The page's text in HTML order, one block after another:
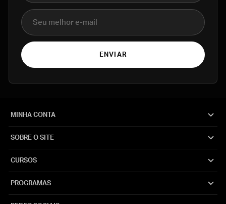
E-mail
ENVIAR
MINHA CONTA
SOBRE O SITE
CURSOS
PROGRAMAS